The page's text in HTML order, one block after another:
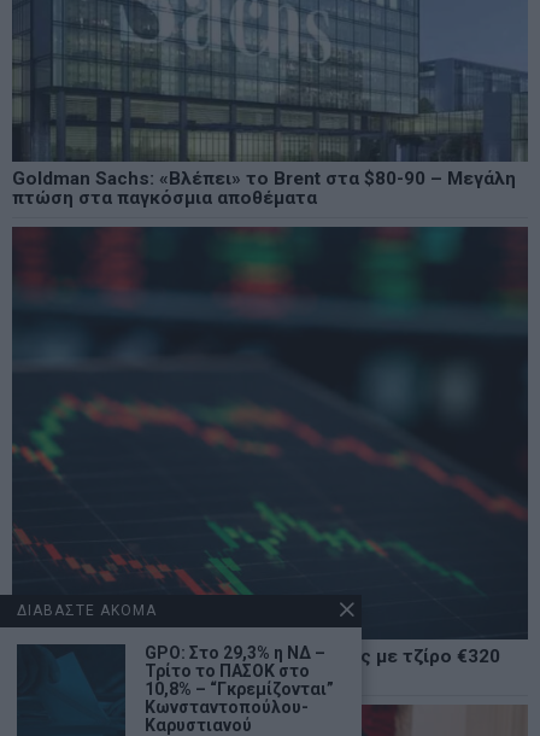
Goldman Sachs: «Βλέπει» το Brent στα $80-90 – Μεγάλη
πτώση στα παγκόσμια αποθέματα
Χρηματιστήριο: Δεύτερη ημέρα πτώσης με τζίρο €320
ΔΙΑΒΑΣΤΕ ΑΚΟΜΑ
GPO: Στο 29,3% η ΝΔ –
Τρίτο το ΠΑΣΟΚ στο
10,8% – “Γκρεμίζονται”
Κωνσταντοπούλου-
Καρυστιανού